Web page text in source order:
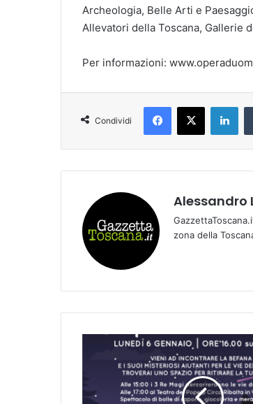
Archeologia, Belle Arti e
Allevatori della Toscana, Gallerie
Per informazioni:
Condividi
Alessandro
zona della
e
d